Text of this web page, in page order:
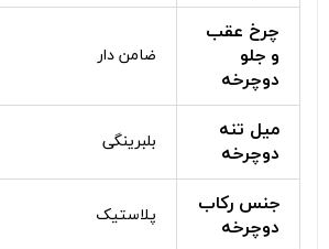
چرخ عقب
و جلو
دوچرخه
ضامن دار
میل تنه
دوچرخه
بلبرینگی
جنس رکاب
دوچرخه
پلاستیک